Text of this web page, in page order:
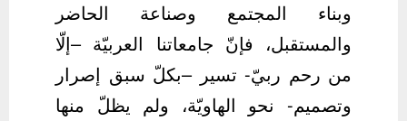
وبناء المجتمع وصناعة الحاضر
والمستقبل، فإنّ جامعاتنا العربيّة –إلّا
من رحم ربيّ- تسير –بكلّ سبق إصرار
وتصميم- نحو الهاويّة، ولم يظلّ منها